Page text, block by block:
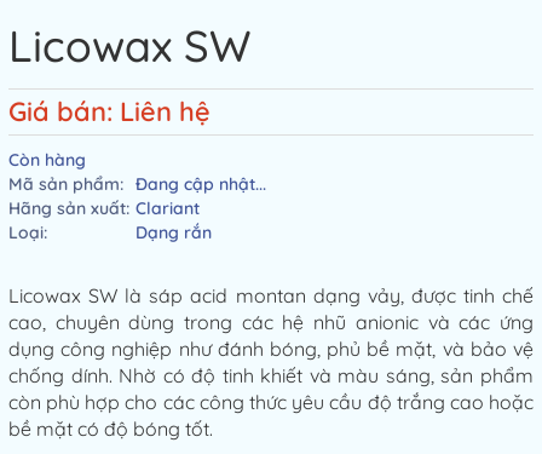
Licowax SW
Giá bán: Liên hệ
Còn hàng
Mã sản phẩm: Đang cập nhật...
Hãng sản xuất: Clariant
Loại:
Dạng rắn
Licowax SW là sáp acid montan dạng vảy, được tinh chế
cao, chuyên dùng trong các hệ nhũ anionic và các ứng
dụng công nghiệp như đánh bóng, phủ bề mặt, và bảo vệ
chống dính. Nhờ có độ tinh khiết và màu sáng, sản phẩm
còn phù hợp cho các công thức yêu cầu độ trắng cao hoặc
bề mặt có độ bóng tốt.